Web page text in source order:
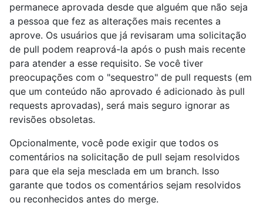
permanece aprovada desde que alguém que não seja
a pessoa que fez as alterações mais recentes a
aprove. Os usuários que já revisaram uma solicitação
de pull podem reaprová-la após o push mais recente
para atender a esse requisito. Se você tiver
preocupações com o "sequestro" de pull requests (em
que um conteúdo não aprovado é adicionado às pull
requests aprovadas), será mais seguro ignorar as
revisões obsoletas.
Opcionalmente, você pode exigir que todos os
comentários na solicitação de pull sejam resolvidos
para que ela seja mesclada em um branch. Isso
garante que todos os comentários sejam resolvidos
ou reconhecidos antes do merge.